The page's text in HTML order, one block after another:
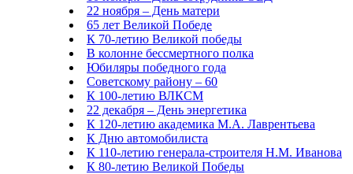
22 ноября – День матери
65 лет Великой Победе
К 70-летию Великой победы
В колонне бессмертного полка
Юбиляры победного года
Советскому району – 60
К 100-летию ВЛКСМ
22 декабря – День энергетика
К 120-летию академика М.А. Лаврентьева
К Дню автомобилиста
К 110-летию генерала-строителя Н.М. Иванова
К 80-летию Великой Победы